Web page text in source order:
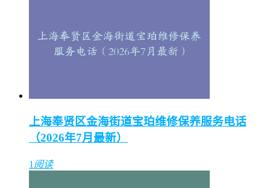
上海奉贤区金海街道宝珀维修保养服务电话
（2026年7月最新）
1 阅读